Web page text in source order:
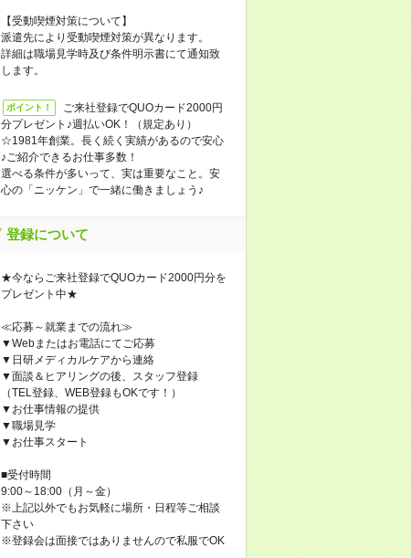
【受動喫煙対策について】
派遣先により受動喫煙対策が異なります。
詳細は職場見学時及び条件明示書にて通知致
します。
ポイント！
ご来社登録でQUOカード2000円
分プレゼント♪週払いOK！（規定あり）
☆1981年創業。長く続く実績があるので安心
♪ご紹介できるお仕事多数！
選べる条件が多いって、実は重要なこと。安
心の「ニッケン」で一緒に働きましょう♪
登録について
★今ならご来社登録でQUOカード2000円分を
プレゼント中★
≪応募～就業までの流れ≫
▼Webまたはお電話にてご応募
▼日研メディカルケアから連絡
▼面談＆ヒアリングの後、スタッフ登録
（TEL登録、WEB登録もOKです！）
▼お仕事情報の提供
▼職場見学
▼お仕事スタート
■受付時間
9:00～18:00（月～金）
※上記以外でもお気軽に場所・日程等ご相談
下さい
※登録会は面接ではありませんので私服でOK